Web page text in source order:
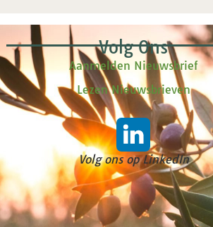
Volg Ons
Aanmelden Nieuwsbrief
Lezen Nieuwsbrieven
Volg ons op LinkedIn